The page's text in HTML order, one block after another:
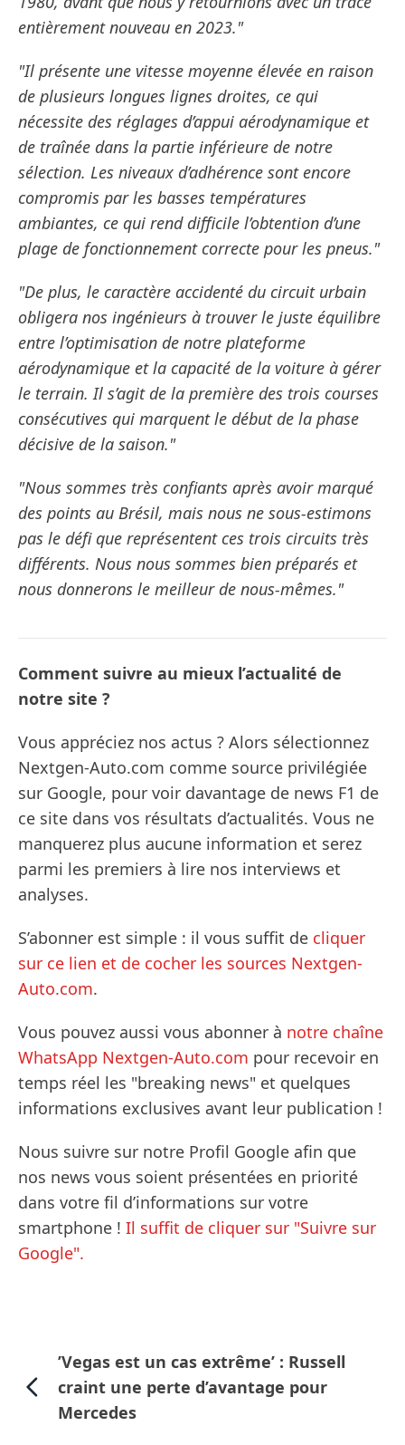
entièrement nouveau en 2023."
"Il présente une vitesse moyenne élevée en raison
de plusieurs longues lignes droites, ce qui
nécessite des réglages d’appui aérodynamique et
de traînée dans la partie inférieure de notre
sélection. Les niveaux d’adhérence sont encore
compromis par les basses températures
ambiantes, ce qui rend difficile l’obtention d’une
plage de fonctionnement correcte pour les pneus."
"De plus, le caractère accidenté du circuit urbain
obligera nos ingénieurs à trouver le juste équilibre
entre l’optimisation de notre plateforme
aérodynamique et la capacité de la voiture à gérer
le terrain. Il s’agit de la première des trois courses
consécutives qui marquent le début de la phase
décisive de la saison."
"Nous sommes très confiants après avoir marqué
des points au Brésil, mais nous ne sous-estimons
pas le défi que représentent ces trois circuits très
différents. Nous nous sommes bien préparés et
nous donnerons le meilleur de nous-mêmes."
Comment suivre au mieux l’actualité de
notre site ?
Vous appréciez nos actus ? Alors sélectionnez
Nextgen-Auto.com comme source privilégiée
sur Google, pour voir davantage de news F1 de
ce site dans vos résultats d’actualités. Vous ne
manquerez plus aucune information et serez
parmi les premiers à lire nos interviews et
analyses.
S’abonner est simple : il vous suffit de cliquer
sur ce lien et de cocher les sources Nextgen-
Auto.com.
Vous pouvez aussi vous abonner à notre chaîne
WhatsApp Nextgen-Auto.com pour recevoir en
temps réel les "breaking news" et quelques
informations exclusives avant leur publication !
Nous suivre sur notre Profil Google afin que
nos news vous soient présentées en priorité
dans votre fil d’informations sur votre
smartphone ! Il suffit de cliquer sur "Suivre sur
Google".
’Vegas est un cas extrême’ : Russell
craint une perte d’avantage pour
Mercedes